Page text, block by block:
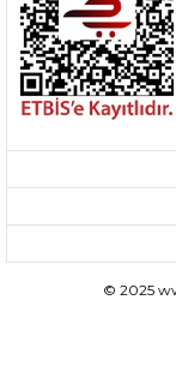
© 2025